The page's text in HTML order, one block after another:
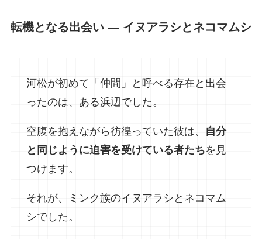
転機となる出会い ― イヌアラシとネコマムシ
河松が初めて「仲間」と呼べる存在と出会
ったのは、ある浜辺でした。
空腹を抱えながら彷徨っていた彼は、
自分
と同じように迫害を受けている者たちを見
つけます。
それが、ミンク族のイヌアラシとネコマム
シでした。